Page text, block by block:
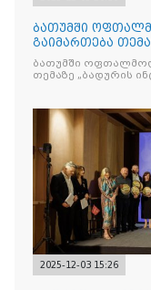
ბათუმში
გაიმართება
მკურნალობის
ბათუმში
თემაზე „ბადურის
2025-12-03 15:26